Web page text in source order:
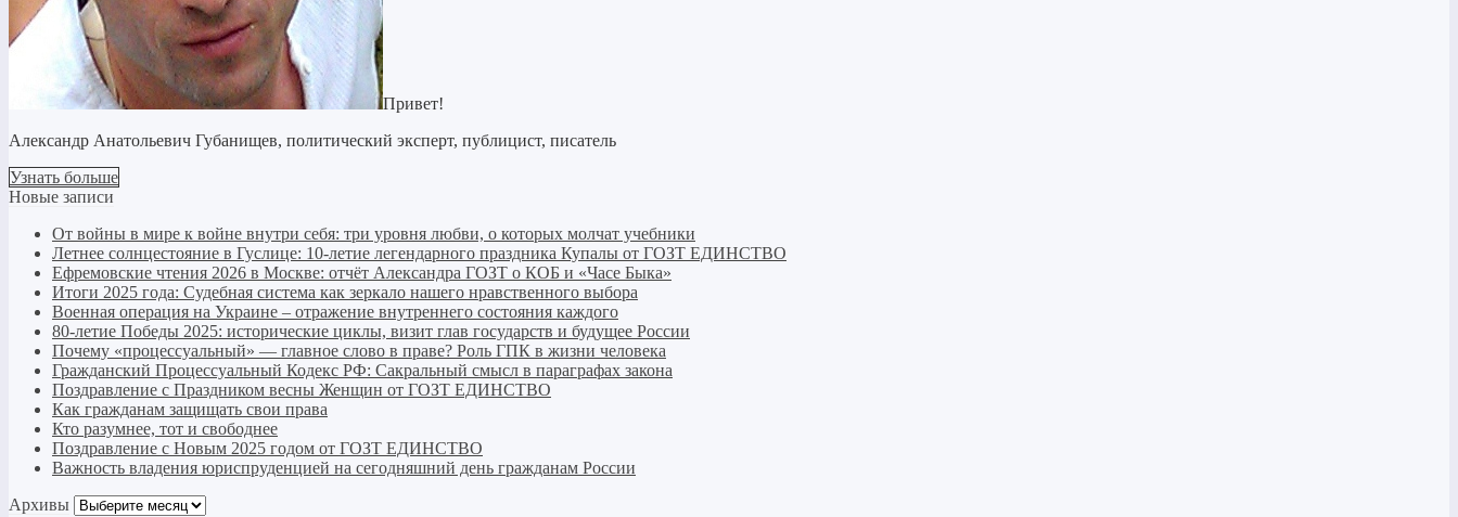
Привет!
Александр Анатольевич Губанищев, политический эксперт, публицист, писатель
Узнать больше
Новые записи
От войны в мире к войне внутри себя: три уровня любви, о которых молчат учебники
Летнее солнцестояние в Гуслице: 10-летие легендарного праздника Купалы от ГОЗТ ЕДИНСТВО
Ефремовские чтения 2026 в Москве: отчёт Александра ГОЗТ о КОБ и «Часе Быка»
Итоги 2025 года: Судебная система как зеркало нашего нравственного выбора
Военная операция на Украине – отражение внутреннего состояния каждого
80-летие Победы 2025: исторические циклы, визит глав государств и будущее России
Почему «процессуальный» — главное слово в праве? Роль ГПК в жизни человека
Гражданский Процессуальный Кодекс РФ: Сакральный смысл в параграфах закона
Поздравление с Праздником весны Женщин от ГОЗТ ЕДИНСТВО
Как гражданам защищать свои права
Кто разумнее, тот и свободнее
Поздравление с Новым 2025 годом от ГОЗТ ЕДИНСТВО
Важность владения юриспруденцией на сегодняшний день гражданам России
Архивы Архивы